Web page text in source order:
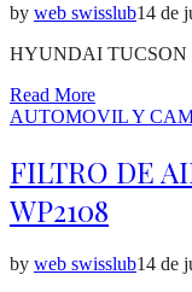
by web swisslub14 de
HYUNDAI TUCSON
Read More
Posted
AUTOMOVIL Y
FILTRO DE
WP2108
by web swisslub14 de